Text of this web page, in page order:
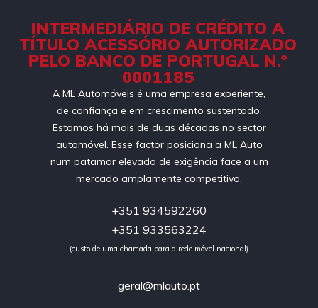
INTERMEDIÁRIO DE CRÉDITO A
TÍTULO ACESSÓRIO AUTORIZADO
PELO BANCO DE PORTUGAL N.º
0001185
A ML Automóveis é uma empresa experiente,
de confiança e em crescimento sustentado.
Estamos há mais de duas décadas no sector
automóvel. Esse factor posiciona a ML Auto
num patamar elevado de exigência face a um
mercado amplamente competitivo.
+351 934592260
+351 933563224
(custo de uma chamada para a rede móvel nacional)
geral@mlauto.pt